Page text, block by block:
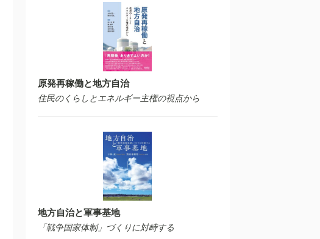
原発再稼働と地方自治
住民のくらしとエネルギー主権の視点から
地方自治と軍事基地
「戦争国家体制」づくりに対峙する